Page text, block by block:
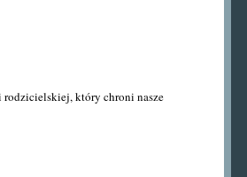
który chroni nasze